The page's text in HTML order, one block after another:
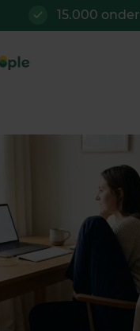
15.000 ondernemers